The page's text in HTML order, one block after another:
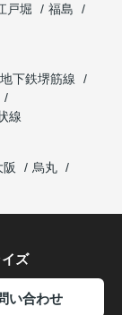
戸堀
福島
地下鉄堺筋線
線
阪
烏丸
ズ
い合わせ